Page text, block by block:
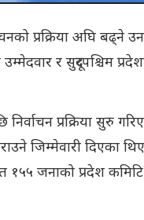
प्रक्रिया अघि बढ्ने
र सुदूरपश्चिम
प्रक्रिया सुरु
जिम्मेवारी दिएका
जनाको प्रदेश कमिटि